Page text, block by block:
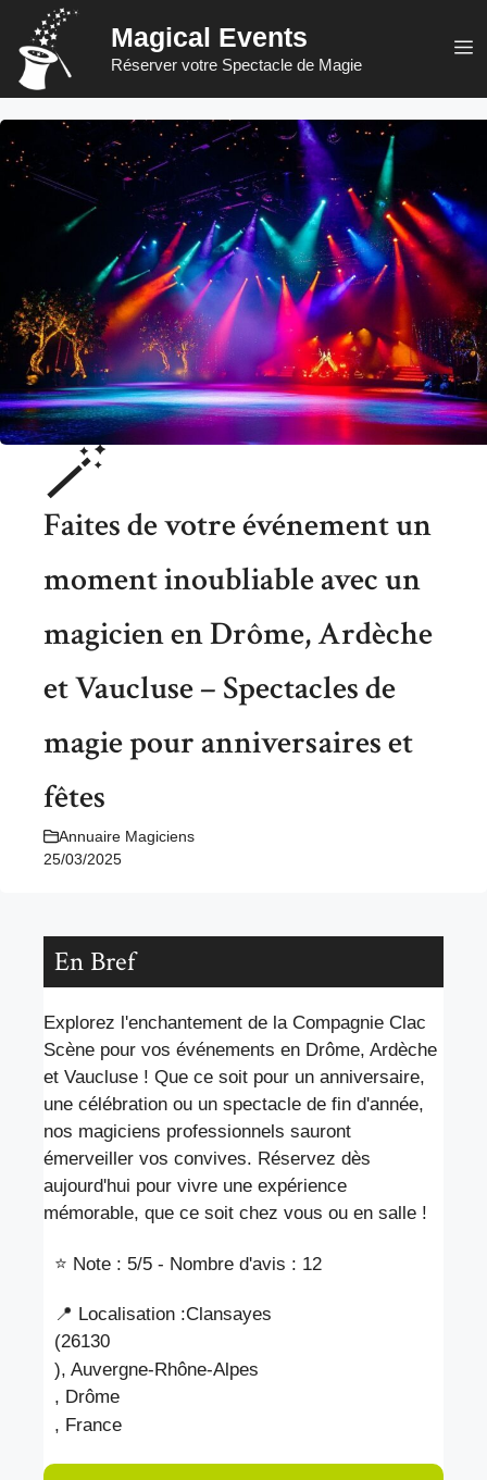
contenu
Magical Events
Réserver votre Spectacle de Magie
🪄
Faites de votre événement un
moment inoubliable avec un
magicien en Drôme, Ardèche
et Vaucluse – Spectacles de
magie pour anniversaires et
fêtes
Annuaire Magiciens
25/03/2025
En Bref
Explorez l'enchantement de la Compagnie Clac
Scène pour vos événements en Drôme, Ardèche
et Vaucluse ! Que ce soit pour un anniversaire,
une célébration ou un spectacle de fin d'année,
nos magiciens professionnels sauront
émerveiller vos convives. Réservez dès
aujourd'hui pour vivre une expérience
mémorable, que ce soit chez vous ou en salle !
⭐ Note : 5/5 - Nombre d'avis : 12
📍 Localisation :Clansayes
(26130
), Auvergne-Rhône-Alpes
, Drôme
, France